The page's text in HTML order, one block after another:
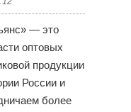
— это
оптовых
продукции
России и
более